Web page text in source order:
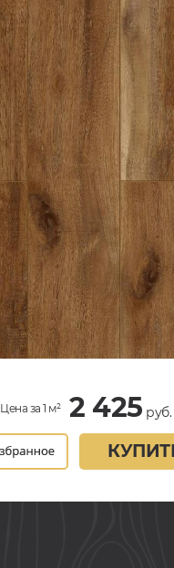
Цена за 1 м² 2 425 руб.